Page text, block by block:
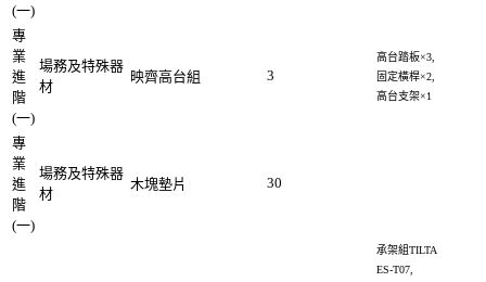
(一)
專
業
進
階
(一)
場務及特殊器
材
映齊高台組 3
高台踏板×3,
固定橫桿×2,
高台支架×1
專
業
進
階
(一)
場務及特殊器
材
木塊墊片 30
承架組TILTA
ES-T07,